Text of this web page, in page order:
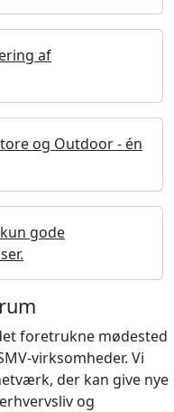
af
og Outdoor - én
gode
foretrukne mødested
virksomheder. Vi
der kan give nye
og